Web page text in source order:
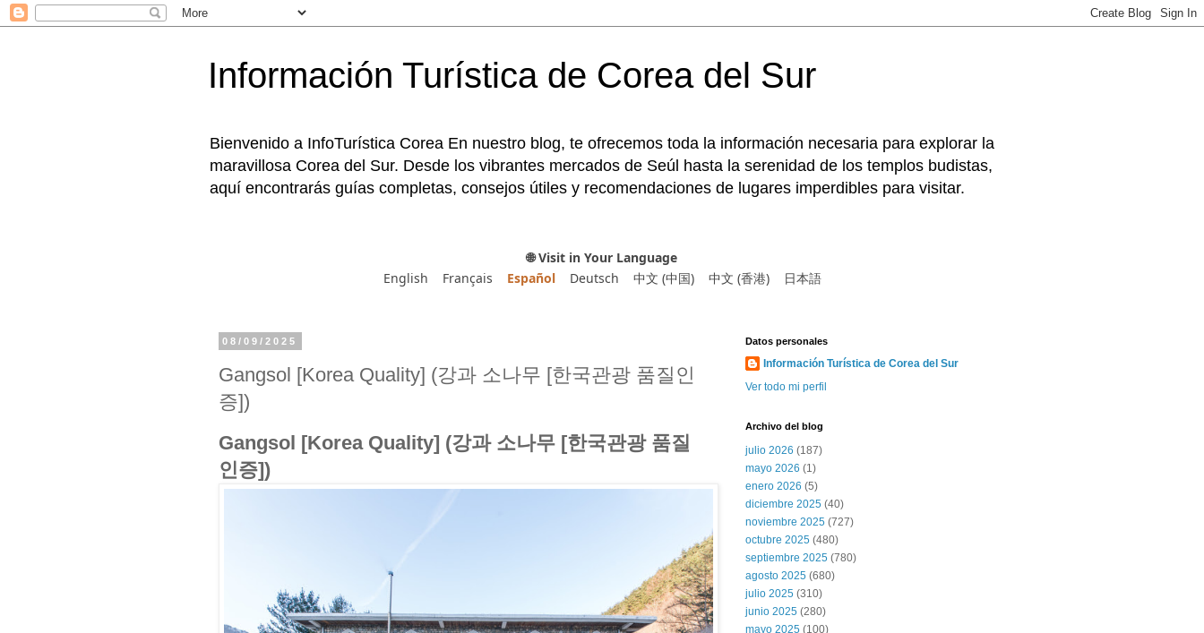
Información Turística de Corea del Sur
Bienvenido a InfoTurística Corea En nuestro blog, te ofrecemos toda la información necesaria para explorar la
maravillosa Corea del Sur. Desde los vibrantes mercados de Seúl hasta la serenidad de los templos budistas,
aquí encontrarás guías completas, consejos útiles y recomendaciones de lugares imperdibles para visitar.
🌐 Visit in Your Language
English
Français Español Deutsch 中文 (中国) 中文 (香港) 日本語
08/09/2025
Gangsol [Korea Quality] (강과 소나무 [한국관광 품질인
증])
Gangsol [Korea Quality] (강과 소나무 [한국관광 품질
인증])
Datos personales
Información Turística de Corea del Sur
Ver todo mi perfil
Archivo del blog
julio 2026 (187)
mayo 2026 (1)
enero 2026 (5)
diciembre 2025 (40)
noviembre 2025 (727)
octubre 2025 (480)
septiembre 2025 (780)
agosto 2025 (680)
julio 2025 (310)
junio 2025 (280)
mayo 2025 (100)